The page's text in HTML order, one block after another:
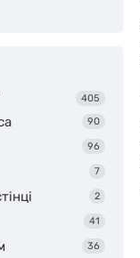
405
90
96
7
2
41
36